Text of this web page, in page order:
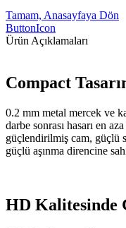
Tamam, Anasayfaya Dön
ButtonIcon
Ürün Açıklamaları
Compact
0.2 mm metal mercek ve
darbe sonrası hasarı en
güçlendirilmiş cam, güçlü
güçlü aşınma direncine
HD Kalitesinde